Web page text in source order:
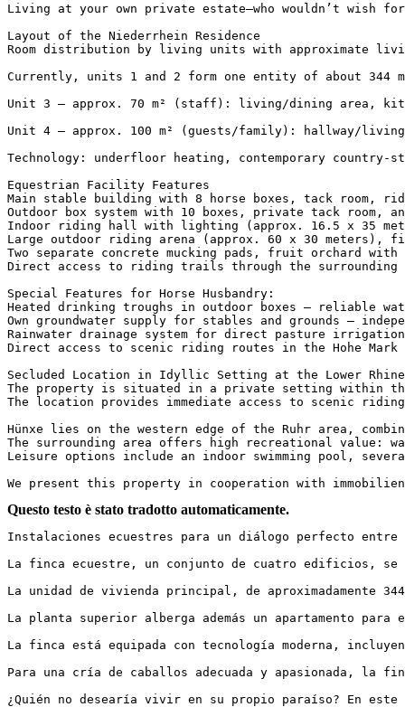
Living at your own private estate—who wouldn’t wish
Layout of the Niederrhein Residence
Room distribution by living units with approximate
Currently, units 1 and 2 form one entity of about 344
Unit 3 – approx. 70 m² (staff): living/dining area,
Unit 4 – approx. 100 m² (guests/family): hallway/
Technology: underfloor heating, contemporary
Equestrian Facility Features
Main stable building with 8 horse boxes, tack room,
Outdoor box system with 10 boxes, private tack room,
Indoor riding hall with lighting (approx. 16.5 x 35
Large outdoor riding arena (approx. 60 x 30
Two separate concrete mucking pads, fruit orchard
Direct access to riding trails through the surrounding
Special Features for Horse Husbandry:
Heated drinking troughs in outdoor boxes – reliable
Own groundwater supply for stables and grounds –
Rainwater drainage system for direct pasture
Direct access to scenic riding routes in the Hohe Mark
Secluded Location in Idyllic Setting at the Lower Rhine
The property is situated in a private setting within
The location provides immediate access to scenic
Hünxe lies on the western edge of the Ruhr area,
The surrounding area offers high recreational value:
Leisure options include an indoor swimming pool,
We present this property in cooperation with
Questo testo è stato tradotto automaticamente.
Instalaciones ecuestres para un diálogo perfecto
La finca ecuestre, un conjunto de cuatro edificios, se
La unidad de vivienda principal, de aproximadamente
La planta superior alberga además un apartamento para
La finca está equipada con tecnología moderna,
Para una cría de caballos adecuada y apasionada, la
¿Quién no desearía vivir en su propio paraíso? En